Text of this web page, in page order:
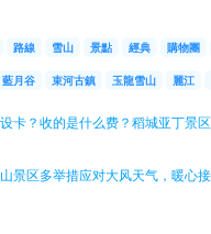
路線 雪山 景點 經典 購物團
藍月谷 束河古鎮 玉龍雪山 麗江
卡？收的是什么费？稻城亚丁景
景区多举措应对大风天气，暖心